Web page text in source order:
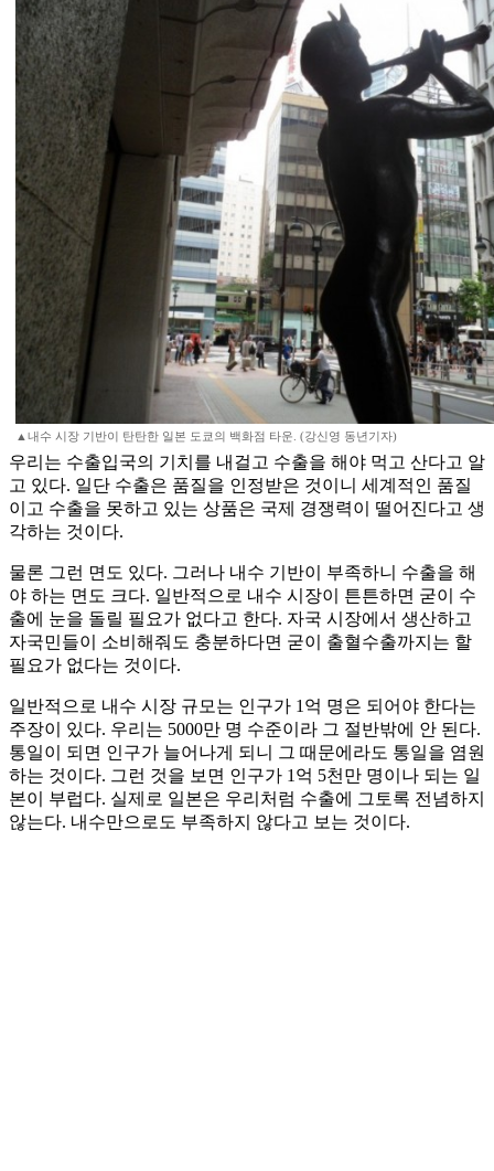
▲내수 시장 기반이 탄탄한 일본 도쿄의 백화점 타운. (강신영 동년기자)
우리는 수출입국의 기치를 내걸고 수출을 해야 먹고 산다고 알
고 있다. 일단 수출은 품질을 인정받은 것이니 세계적인 품질
이고 수출을 못하고 있는 상품은 국제 경쟁력이 떨어진다고 생
각하는 것이다.
물론 그런 면도 있다. 그러나 내수 기반이 부족하니 수출을 해
야 하는 면도 크다. 일반적으로 내수 시장이 튼튼하면 굳이 수
출에 눈을 돌릴 필요가 없다고 한다. 자국 시장에서 생산하고
자국민들이 소비해줘도 충분하다면 굳이 출혈수출까지는 할
필요가 없다는 것이다.
일반적으로 내수 시장 규모는 인구가 1억 명은 되어야 한다는
주장이 있다. 우리는 5000만 명 수준이라 그 절반밖에 안 된다.
통일이 되면 인구가 늘어나게 되니 그 때문에라도 통일을 염원
하는 것이다. 그런 것을 보면 인구가 1억 5천만 명이나 되는 일
본이 부럽다. 실제로 일본은 우리처럼 수출에 그토록 전념하지
않는다. 내수만으로도 부족하지 않다고 보는 것이다.